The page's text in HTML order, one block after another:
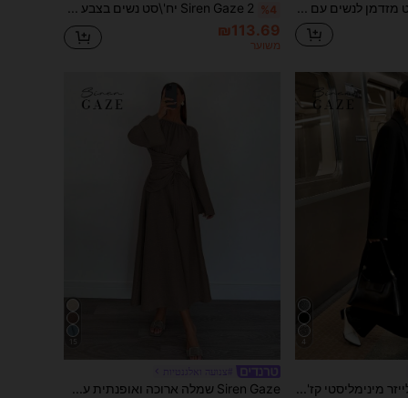
Siren Gaze סט מזדמן לנשים עם שרוולים ארוכים בצבע אחיד, חלוק רופף, צווארון עומד ומכנסיים %4 Siren Gaze 2 יח'\סט נשים בצבע אחיד כפתור קדמי חולצת כיס עם שרוול ארוך וחצאית A-line
₪113.69
משוער
4
15
1# רבי מכר
ב גבוה נמוך שמלות נשים
(1000+)